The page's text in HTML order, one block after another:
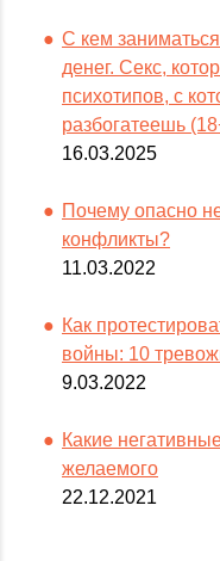
С кем
денег. Секс,
психотипов, с
разбогатеешь
16.03.2025
Почему опасно
конфликты?
11.03.2022
Как
войны: 10
9.03.2022
Какие
желаемого
22.12.2021